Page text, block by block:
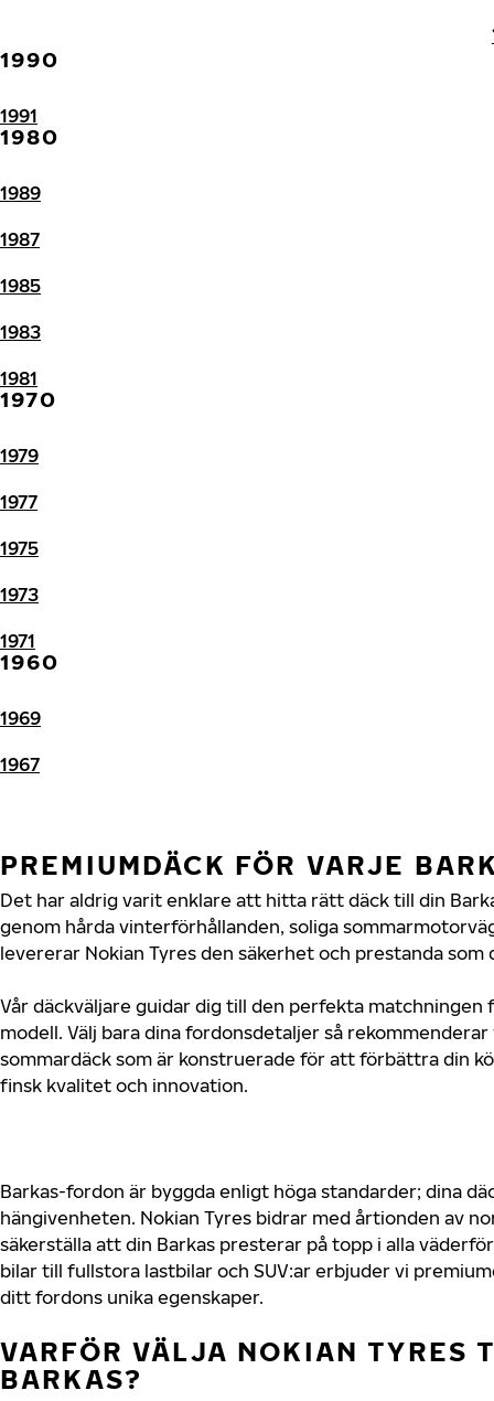
1990
1991
1980
1989
1987
1985
1983
1981
1970
1979
1977
1975
1973
1971
1960
1969
1967
PREMIUMDÄCK FÖR VARJE
Det har aldrig varit enklare att hitta rätt däck till din
genom hårda vinterförhållanden, soliga
levererar Nokian Tyres den säkerhet och prestanda som
Vår däckväljare guidar dig till den perfekta matchningen
modell. Välj bara dina fordonsdetaljer så
sommardäck som är konstruerade för att förbättra din
finsk kvalitet och innovation.
Barkas-fordon är byggda enligt höga standarder; dina
hängivenheten. Nokian Tyres bidrar med årtionden av
säkerställa att din Barkas presterar på topp i alla
bilar till fullstora lastbilar och SUV:ar erbjuder vi
ditt fordons unika egenskaper.
VARFÖR VÄLJA NOKIAN TYRES
BARKAS?